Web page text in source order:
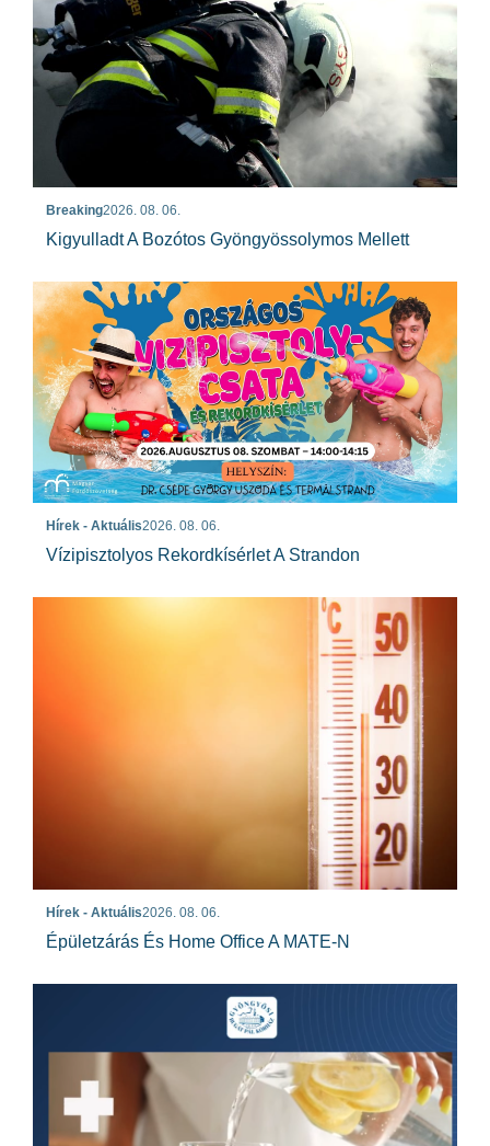
Breaking2026. 08. 06.
Kigyulladt A Bozótos Gyöngyössolymos Mellett
Hírek - Aktuális2026. 08. 06.
Vízipisztolyos Rekordkísérlet A Strandon
Hírek - Aktuális2026. 08. 06.
Épületzárás És Home Office A MATE-N